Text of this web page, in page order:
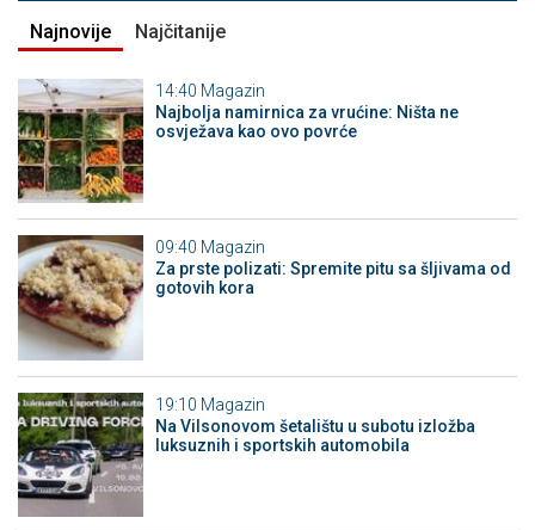
Najnovije Najčitanije
14:40 Magazin
Najbolja namirnica za vrućine: Ništa ne
osvježava kao ovo povrće
09:40 Magazin
Za prste polizati: Spremite pitu sa šljivama od
gotovih kora
19:10 Magazin
Na Vilsonovom šetalištu u subotu izložba
luksuznih i sportskih automobila